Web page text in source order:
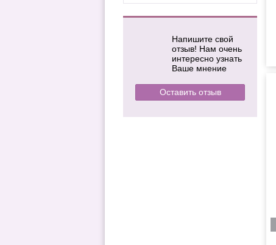
Напишите свой
отзыв! Нам очень
интересно узнать
Ваше мнение
Оставить отзыв